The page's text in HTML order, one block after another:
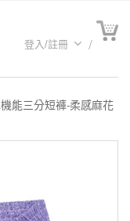
登入/註冊
能三分短褲-柔感麻花